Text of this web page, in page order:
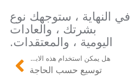
في النهاية ، ستوجهك نوع
بشرتك ، والعادات
اليومية ، والمعتقدات.
هل يمكن استخدام هذه الابتكارات خارج واقية من الشمس؟
توسيع حسب الحاجة